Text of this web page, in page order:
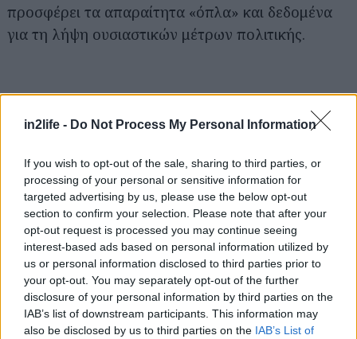
in2life - Do Not Process My Personal Information
If you wish to opt-out of the sale, sharing to third parties, or
processing of your personal or sensitive information for
targeted advertising by us, please use the below opt-out
section to confirm your selection. Please note that after your
opt-out request is processed you may continue seeing
interest-based ads based on personal information utilized by
us or personal information disclosed to third parties prior to
your opt-out. You may separately opt-out of the further
disclosure of your personal information by third parties on the
IAB’s list of downstream participants. This information may
also be disclosed by us to third parties on the IAB’s List of
προσφέρει τα απαραίτητα «όπλα» και δεδομένα
για τη λήψη ουσιαστικών μέτρων πολιτικής.
Αναζήτηση
για...